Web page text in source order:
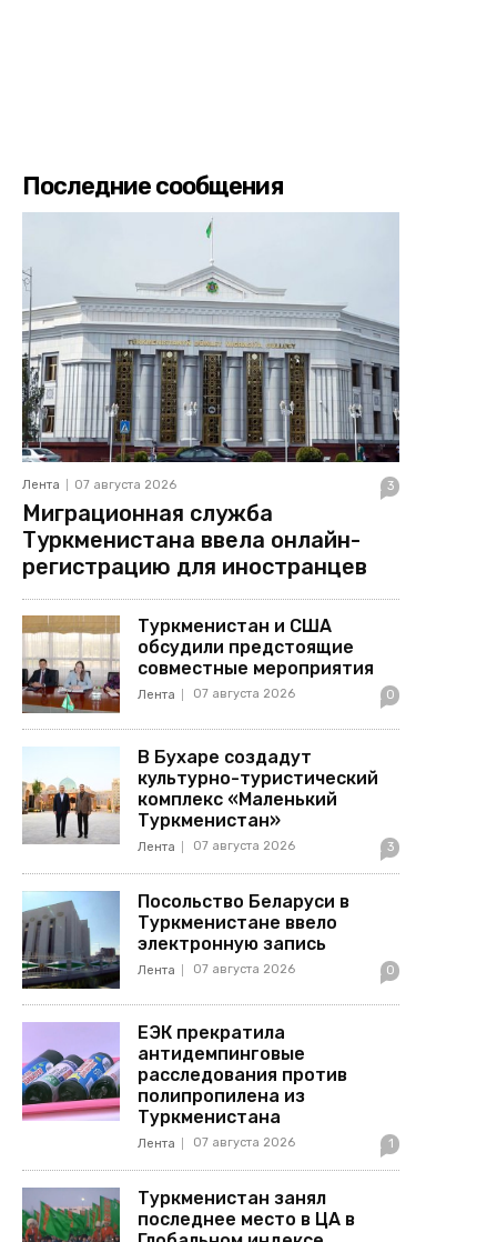
Последние сообщения
Лента 07 августа 2026 3
Миграционная служба
Туркменистана ввела онлайн-
регистрацию для иностранцев
Туркменистан и США
обсудили предстоящие
совместные мероприятия
Лента 07 августа 2026 0
В Бухаре создадут
культурно-туристический
комплекс «Маленький
Туркменистан»
Лента 07 августа 2026 3
Посольство Беларуси в
Туркменистане ввело
электронную запись
Лента 07 августа 2026 0
ЕЭК прекратила
антидемпинговые
расследования против
полипропилена из
Туркменистана
Лента 07 августа 2026 1
Туркменистан занял
последнее место в ЦА в